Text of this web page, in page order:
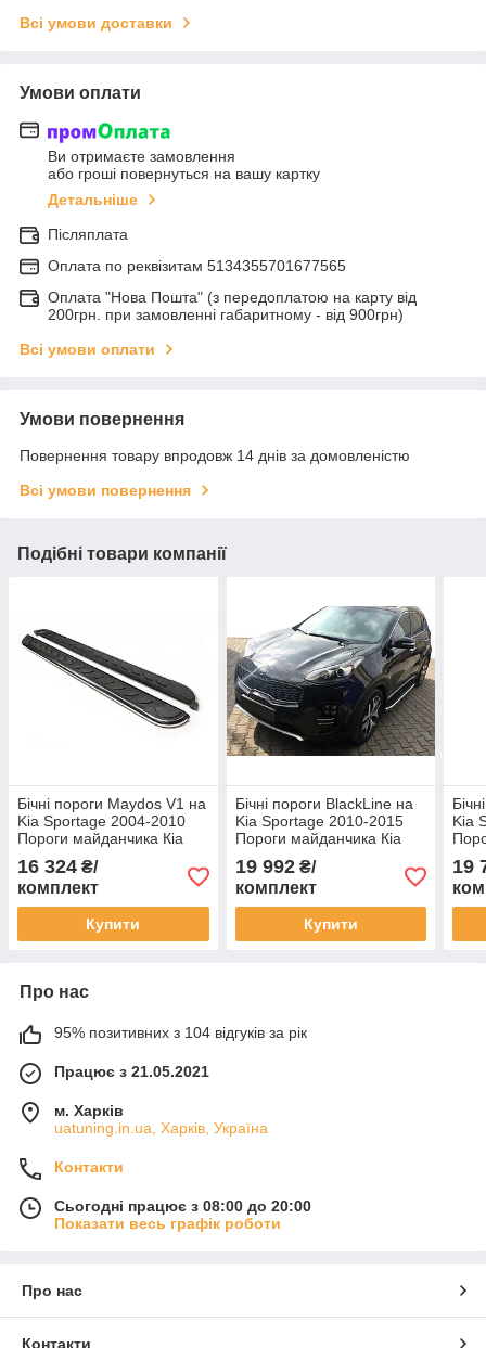
Всі умови доставки
Умови оплати
Ви отримаєте замовлення
або гроші повернуться на вашу картку
Детальніше
Післяплата
Оплата по реквiзитам 5134355701677565
Оплата "Нова Пошта" (з передоплатою на карту від
200грн. при замовленні габаритному - від 900грн)
Всі умови оплати
Умови повернення
Повернення товару впродовж 14 днів за домовленістю
Всі умови повернення
Подібні товари компанії
Бічні пороги Maydos V1 на
Kia Sportage 2004-2010
Пороги майданчика Кіа
Спортейдж 2 шт.
16 324 ₴/
комплект
Купити
Бічні пороги BlackLine на
Kia Sportage 2010-2015
Пороги майданчика Кіа
Спортейдж 2 шт.
19 992₴/
комплект
Купити
Kia
19
Про нас
95% позитивних з 104 відгуків за рік
Працює з 21.05.2021
м. Харків
uatuning.in.ua, Харків, Україна
Контакти
Сьогодні працює з 08:00 до 20:00
Показати весь графік роботи
Про нас
Контакти